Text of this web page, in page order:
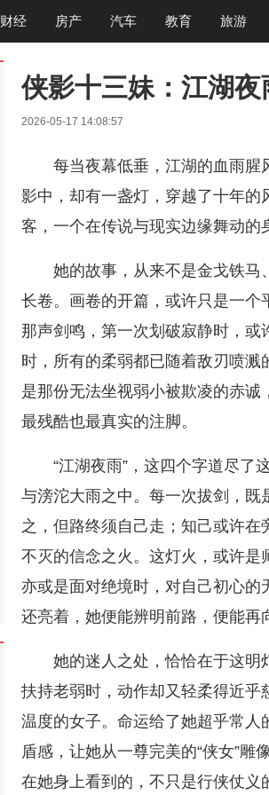
财经 房产 汽车 教育 旅游
侠影十三妹：江湖夜
2026-05-17 14:08:57
每当夜幕低垂，江湖的血雨腥
影中，却有一盏灯，穿越了十年
客，一个在传说与现实边缘舞动
她的故事，从来不是金戈铁马
长卷。画卷的开篇，或许只是一个
那声剑鸣，第一次划破寂静时，或
时，所有的柔弱都已随着敌刃喷溅
是那份无法坐视弱小被欺凌的赤诚
最残酷也最真实的注脚。
“江湖夜雨”，这四个字道尽了
与滂沱大雨之中。每一次拔剑，
之，但路终须自己走；知己或许在
不灭的信念之火。这灯火，或许是
亦或是面对绝境时，对自己初心
还亮着，她便能辨明前路，便能再
她的迷人之处，恰恰在于这明
扶持老弱时，动作却又轻柔得近
温度的女子。命运给了她超乎常
盾感，让她从一尊完美的“侠女”
在她身上看到的，不只是行侠仗义